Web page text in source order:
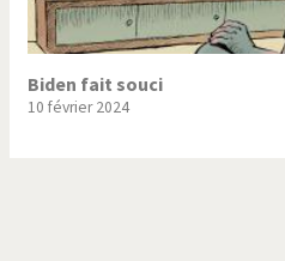
Biden fait souci
10 février 2024